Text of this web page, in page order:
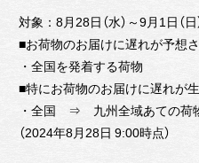
対象：8月28日（水）～9月1日（
■お荷物のお届けに遅れが予想
・全国を発着する荷物
■特にお荷物のお届けに遅れが
・全国 ⇒ 九州全域あての荷
（2024年8月28日 9:00時点）